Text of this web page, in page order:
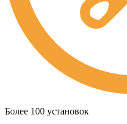
Более 100 установок